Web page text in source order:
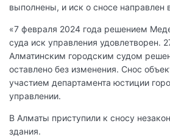
выполнены, и иск о сносе направлен
«7 февраля 2024 года решением
суда иск управления удовлетворен.
Алматинским городским судом
оставлено без изменения. Снос
участием департамента юстиции
управлении.
В Алматы приступили к сносу
здания.